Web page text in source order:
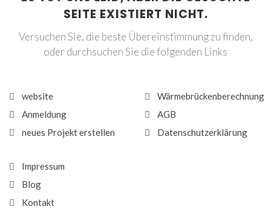
SEITE EXISTIERT NICHT.
Versuchen Sie, die beste Übereinstimmung zu finden,
oder durchsuchen Sie die folgenden Links
website
Anmeldung
neues Projekt erstellen
Wärmebrückenberechnung
AGB
Datenschutzerklärung
Impressum
Blog
Kontakt